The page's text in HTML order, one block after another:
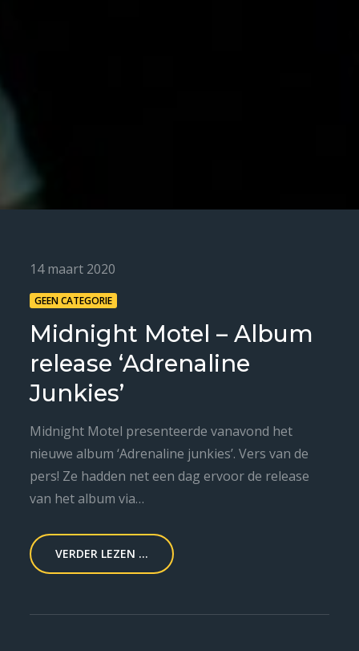
Posted
on
14 maart 2020
GEEN CATEGORIE
Midnight Motel – Album
release ‘Adrenaline
Junkies’
Midnight Motel presenteerde vanavond het
nieuwe album ‘Adrenaline junkies’. Vers van de
pers! Ze hadden net een dag ervoor de release
van het album via…
VERDER LEZEN ...